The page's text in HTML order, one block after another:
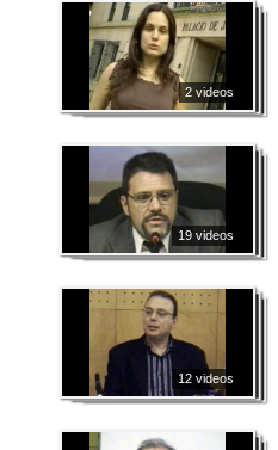
2 videos
19 videos
12 videos